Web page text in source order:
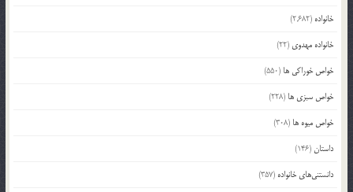
خانواده (2,682)
خانواده مهدوی (22)
خواص خوراکی ها (550)
خواص سبزی ها (228)
خواص میوه ها (308)
داستان(146)
دانستنی‌های خانواده (357)